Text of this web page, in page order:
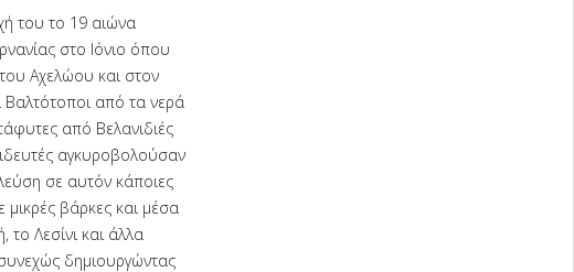
του το 19 αιώνα
στο Ιόνιο όπου
του Αχελώου και στον
Βαλτότοποι από τα νερά
από Βελανιδιές
αγκυροβολούσαν
σε αυτόν κάποιες
βάρκες και μέσα
Λεσίνι και άλλα
δημιουργώντας